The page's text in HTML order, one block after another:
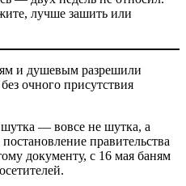
лучше зашить или
и душевым разрешили
очного присутствия
шутка — вовсе не шутка, а
правительства
документу, с 16 мая баням